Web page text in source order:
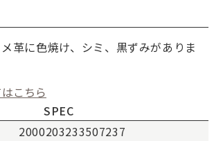
革に色焼け、シミ、黒ずみがありま
こちら
SPEC
2000203233507237